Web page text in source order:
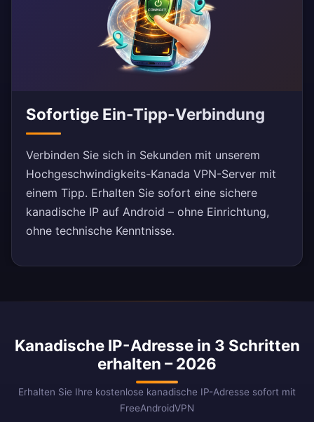
Sofortige Ein-Tipp-Verbindung
Verbinden Sie sich in Sekunden mit unserem
Hochgeschwindigkeits-Kanada VPN-Server mit
einem Tipp. Erhalten Sie sofort eine sichere
kanadische IP auf Android – ohne Einrichtung,
ohne technische Kenntnisse.
Kanadische IP-Adresse in 3 Schritten
erhalten – 2026
Erhalten Sie Ihre kostenlose kanadische IP-Adresse sofort mit
FreeAndroidVPN